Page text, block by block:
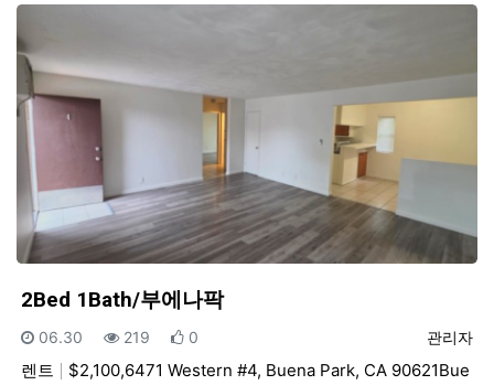
2Bed 1Bath/부에나팍
등록자
관리자
등록일
06.30 조회
219 추천
0
렌트
$2,100,6471 Western #4, Buena Park, CA 90621Bue